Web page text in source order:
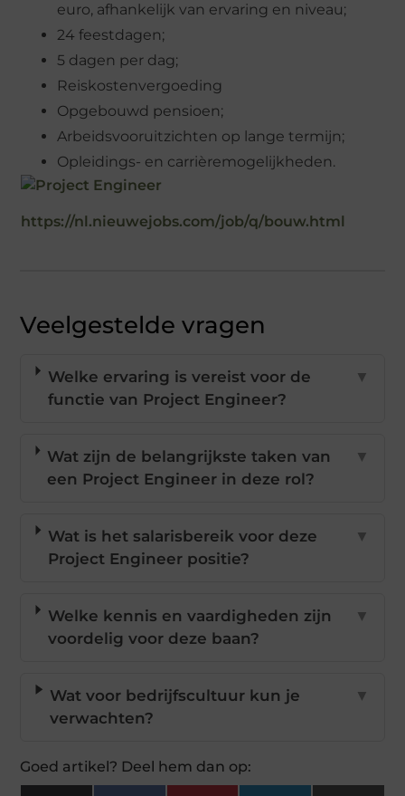
euro, afhankelijk van ervaring en niveau;
24 feestdagen;
5 dagen per dag;
Reiskostenvergoeding
Opgebouwd pensioen;
Arbeidsvooruitzichten op lange termijn;
Opleidings- en carrièremogelijkheden.
https://nl.nieuwejobs.com/job/q/bouw.html
Veelgestelde vragen
Welke ervaring is vereist voor de
functie van Project Engineer?
▼
Wat zijn de belangrijkste taken van
een Project Engineer in deze rol?
▼
Wat is het salarisbereik voor deze
Project Engineer positie?
▼
Welke kennis en vaardigheden zijn
voordelig voor deze baan?
▼
Wat voor bedrijfscultuur kun je
verwachten?
▼
Goed artikel? Deel hem dan op: